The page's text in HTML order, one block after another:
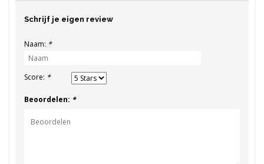
Schrijf je eigen review
Naam: *
Score: *
Beoordelen: *